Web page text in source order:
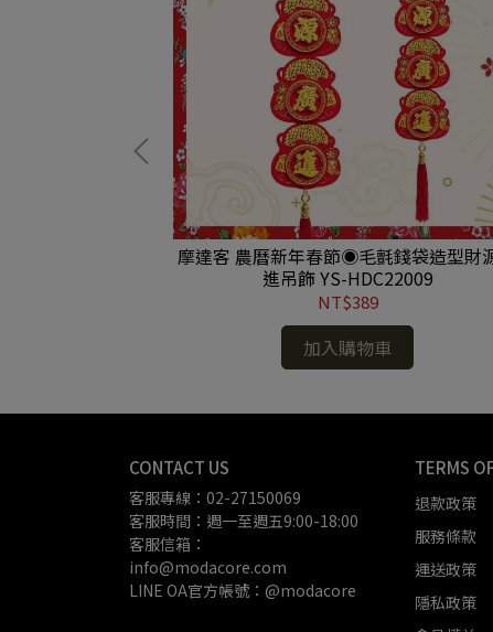
摩達客 農曆新年春節◉毛氈錢袋造型財
進吊飾 YS-HDC22009
NT$389
加入購物車
CONTACT US
客服專線：02-27150069
客服時間：週一至週五9:00-18:00
客服信箱：
info@modacore.com
LINE OA官方帳號：@modacore
TERMS
退款政策
服務條款
運送政策
隱私政策